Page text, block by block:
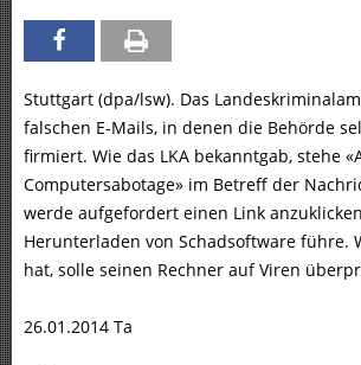
Stuttgart (dpa/lsw). Das
falschen E-Mails, in denen die Behörde
firmiert. Wie das LKA bekanntgab, stehe
Computersabotage» im Betreff der
werde aufgefordert einen Link
Herunterladen von Schadsoftware führe.
hat, solle seinen Rechner auf Viren
26.01.2014 Ta